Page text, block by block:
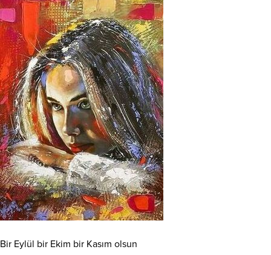
Bir Eylül bir Ekim bir Kasım olsun